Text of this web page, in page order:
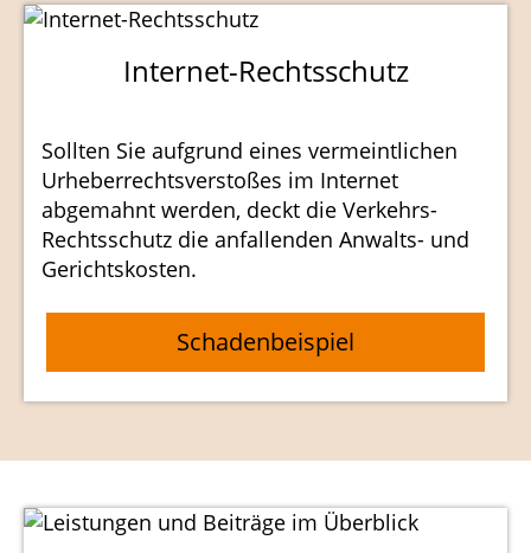
Internet-Rechtsschutz
Sollten Sie aufgrund eines vermeintlichen
Urheberrechtsverstoßes im Internet
abgemahnt werden, deckt die Verkehrs-
Rechtsschutz die anfallenden Anwalts- und
Gerichtskosten.
Schadenbeispiel